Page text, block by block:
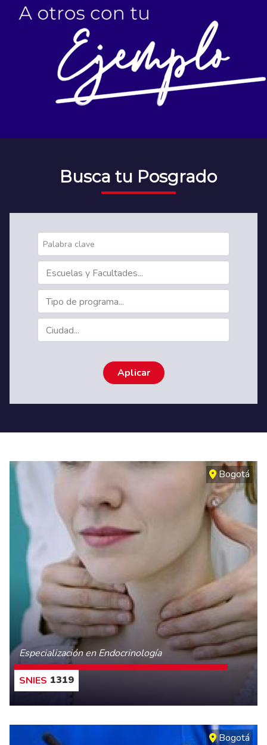
Busca tu Posgrado
Bogotá
Especialización en Endocrinología
1319
CONOCE MÁS
Bogotá